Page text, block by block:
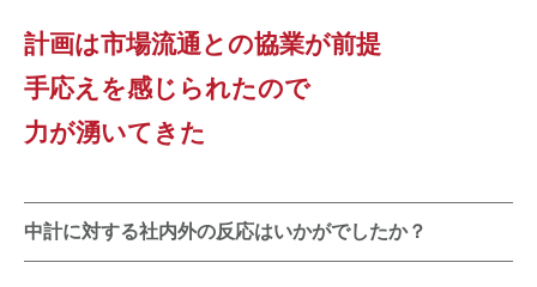
計画は市場流通との協業が前提
手応えを感じられたので
力が湧いてきた
中計に対する社内外の反応はいかがでしたか？